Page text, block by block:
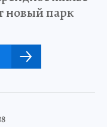
новый парк